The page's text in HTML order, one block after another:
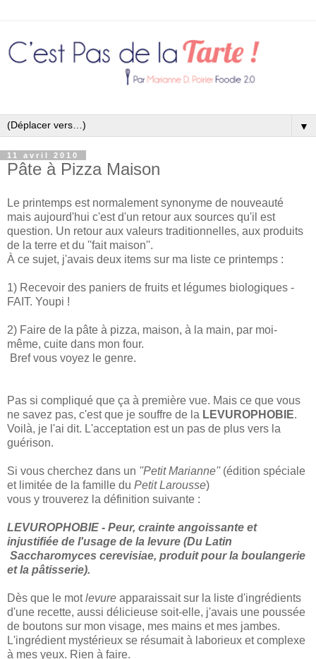
▼
11 avril 2010
Pâte à Pizza Maison
Le printemps est normalement synonyme de nouveauté
mais aujourd'hui c'est d'un retour aux sources qu'il est
question. Un retour aux valeurs traditionnelles, aux produits
de la terre et du ''fait maison''.
À ce sujet, j'avais deux items sur ma liste ce printemps :
1) Recevoir des paniers de fruits et légumes biologiques -
FAIT. Youpi !
2) Faire de la pâte à pizza, maison, à la main, par moi-
même, cuite dans mon four.
Bref vous voyez le genre.
Pas si compliqué que ça à première vue. Mais ce que vous
ne savez pas, c'est que je souffre de la LEVUROPHOBIE.
Voilà, je l'ai dit. L'acceptation est un pas de plus vers la
guérison.
Si vous cherchez dans un ''Petit Marianne''(édition spéciale
et limitée de la famille du Petit Larousse)
vous y trouverez la définition suivante :
LEVUROPHOBIE - Peur, crainte angoissante et
injustifiée de l'usage de la levure (Du Latin
Saccharomyces cerevisiae, produit pour la boulangerie
et la pâtisserie).
Dès que le motlevure apparaissait sur la liste d'ingrédients
d'une recette, aussi délicieuse soit-elle, j'avais une poussée
de boutons sur mon visage, mes mains et mes jambes.
L'ingrédient mystérieux se résumait à laborieux et complexe
à mes yeux. Rien à faire.